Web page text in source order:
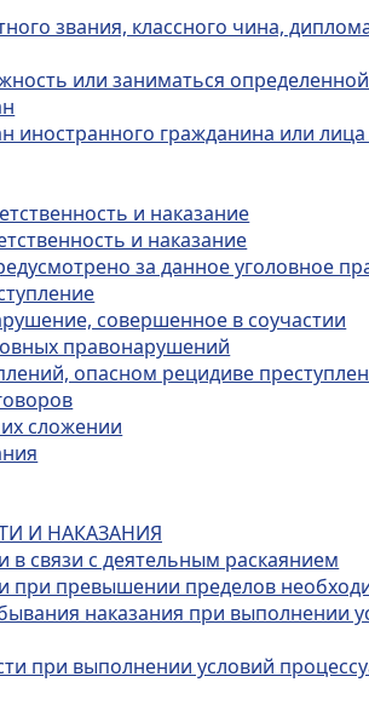
звания, классного чина,
или заниматься
иностранного гражданина или
и наказание
и наказание
за данное уголовное
совершенное в соучастии
правонарушений
опасном рецидиве
сложении
И НАКАЗАНИЯ
в связи с деятельным раскаянием
при превышении пределов
наказания при выполнении
при выполнении условий